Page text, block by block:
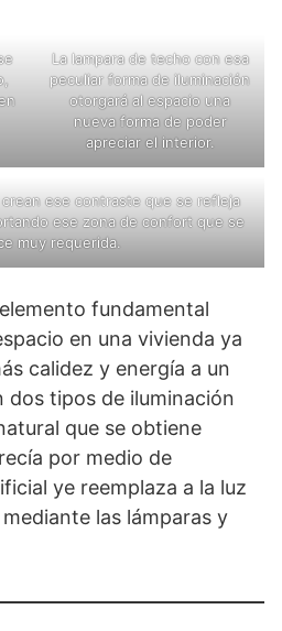
La lampara de techo con esa
peculiar forma de iluminación
otorgará al espacio una
nueva forma de poder
apreciar el interior.
ese contraste que se refleja
ese zona de confort que se
muy requerida.
fundamental
en una vivienda ya
calidez y energía a un
dos tipos de iluminación
que se obtiene
por medio de
ye reemplaza a la luz
las lámparas y